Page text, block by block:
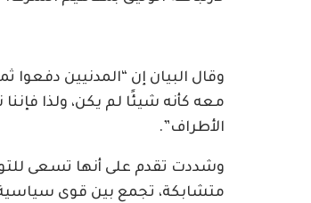
وقال البيان إن “المدنيين دفعوا
معه كأنه شيئًا لم يكن، ولذا
الأطراف”.
وشددت تقدم على أنها تسعى
متشابكة، تجمع بين قوى